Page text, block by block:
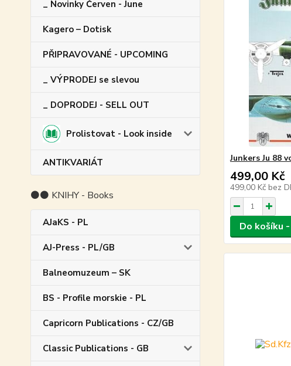
_ Novinky Červen - June
Kagero – Dotisk
PŘIPRAVOVANÉ - UPCOMING
_ VÝPRODEJ se slevou
_ DOPRODEJ - SELL OUT
Prolistovat - Look inside
ANTIKVARIÁT
⚫⚫ KNIHY - Books
AJaKS - PL
AJ-Press - PL/GB
Balneomuzeum – SK
BS - Profile morskie - PL
Capricorn Publications - CZ/GB
Classic Publications - GB
Junkers Ju 88
499,00 Kč
499,00 Kč bez
Do košíku